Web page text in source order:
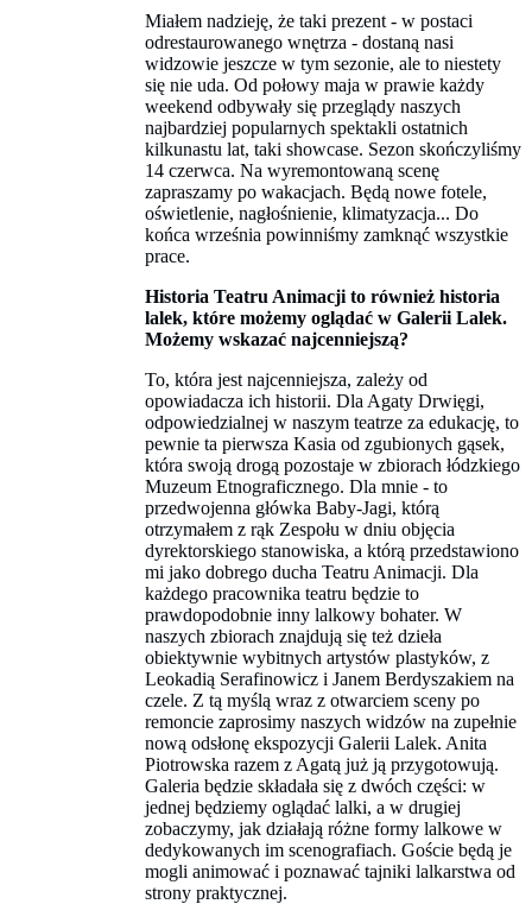
Miałem nadzieję, że taki prezent - w postaci
odrestaurowanego wnętrza - dostaną nasi
widzowie jeszcze w tym sezonie, ale to niestety
się nie uda. Od połowy maja w prawie każdy
weekend odbywały się przeglądy naszych
najbardziej popularnych spektakli ostatnich
kilkunastu lat, taki showcase. Sezon skończyliśmy
14 czerwca. Na wyremontowaną scenę
zapraszamy po wakacjach. Będą nowe fotele,
oświetlenie, nagłośnienie, klimatyzacja... Do
końca września powinniśmy zamknąć wszystkie
prace.
Historia Teatru Animacji to również historia
lalek, które możemy oglądać w Galerii Lalek.
Możemy wskazać najcenniejszą?
To, która jest najcenniejsza, zależy od
opowiadacza ich historii. Dla Agaty Drwięgi,
odpowiedzialnej w naszym teatrze za edukację, to
pewnie ta pierwsza Kasia od zgubionych gąsek,
która swoją drogą pozostaje w zbiorach łódzkiego
Muzeum Etnograficznego. Dla mnie - to
przedwojenna główka Baby-Jagi, którą
otrzymałem z rąk Zespołu w dniu objęcia
dyrektorskiego stanowiska, a którą przedstawiono
mi jako dobrego ducha Teatru Animacji. Dla
każdego pracownika teatru będzie to
prawdopodobnie inny lalkowy bohater. W
naszych zbiorach znajdują się też dzieła
obiektywnie wybitnych artystów plastyków, z
Leokadią Serafinowicz i Janem Berdyszakiem na
czele. Z tą myślą wraz z otwarciem sceny po
remoncie zaprosimy naszych widzów na zupełnie
nową odsłonę ekspozycji Galerii Lalek. Anita
Piotrowska razem z Agatą już ją przygotowują.
Galeria będzie składała się z dwóch części: w
jednej będziemy oglądać lalki, a w drugiej
zobaczymy, jak działają różne formy lalkowe w
dedykowanych im scenografiach. Goście będą je
mogli animować i poznawać tajniki lalkarstwa od
strony praktycznej.